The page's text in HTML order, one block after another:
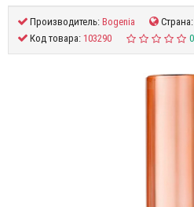
Производитель:Bogenia Страна:
Код товара:103290